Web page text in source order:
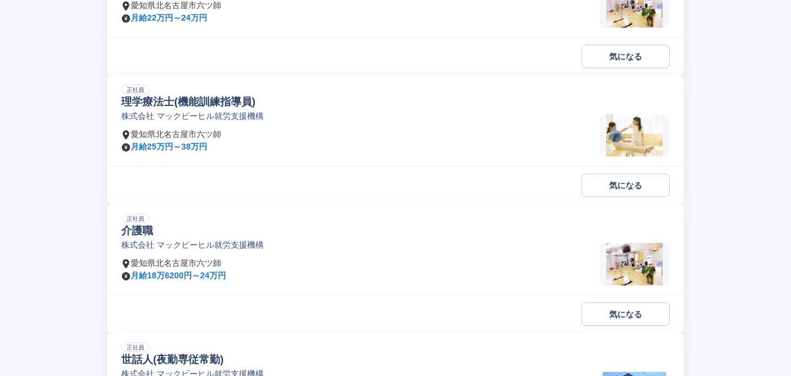
愛知県北名古屋市六ツ師
月給22万円～24万円
気になる
正社員
理学療法士(機能訓練指導員)
株式会社 マックビーヒル就労支援機構
愛知県北名古屋市六ツ師
月給25万円～38万円
気になる
正社員
介護職
株式会社 マックビーヒル就労支援機構
愛知県北名古屋市六ツ師
月給18万6200円～24万円
気になる
正社員
世話人(夜勤専従常勤)
株式会社 マックビーヒル就労支援機構